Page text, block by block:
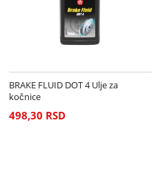
BRAKE FLUID DOT 4 Ulje za
kočnice
498,30 RSD